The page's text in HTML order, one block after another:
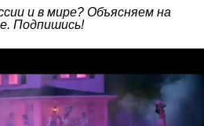
и в мире? Объясняем на
. Подпишись!